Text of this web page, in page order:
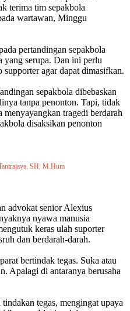
terima tim sepakbola
wartawan, Minggu
pertandingan sepakbola
serupa. Dan ini perlu
supporter agar dapat dimasifkan.
sepakbola dibebaskan
tanpa penonton. Tapi, tidak
tragedi berdarah
disaksikan penonton
SH, M.Hum
advokat senior Alexius
nyawa manusia
keras ulah suporter
dan berdarah-darah.
bertindak tegas. Suka atau
Apalagi di antaranya berusaha
tegas, mengingat upaya